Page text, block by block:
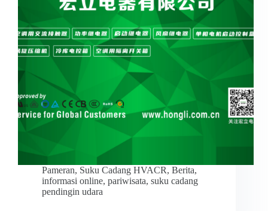
Pameran, Suku Cadang HVACR, Berita,
informasi online, pariwisata, suku cadang
pendingin udara